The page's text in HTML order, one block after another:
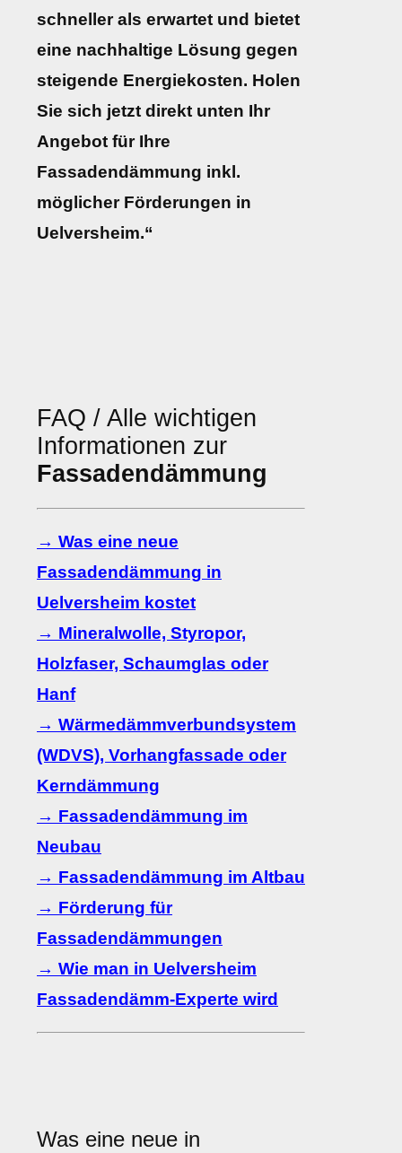
schneller als erwartet und bietet
eine nachhaltige Lösung gegen
steigende Energiekosten. Holen
Sie sich jetzt direkt unten Ihr
Angebot für Ihre
Fassadendämmung inkl.
möglicher Förderungen in
Uelversheim.“
FAQ / Alle wichtigen
Informationen zur
Fassadendämmung
→ Was eine neue
Fassadendämmung in
Uelversheim kostet
→ Mineralwolle, Styropor,
Holzfaser, Schaumglas oder
Hanf
→ Wärmedämmverbundsystem
(WDVS), Vorhangfassade oder
Kerndämmung
→ Fassadendämmung im
Neubau
→ Fassadendämmung im Altbau
→ Förderung für
Fassadendämmungen
→ Wie man in Uelversheim
Fassadendämm-Experte wird
Was eine neue in